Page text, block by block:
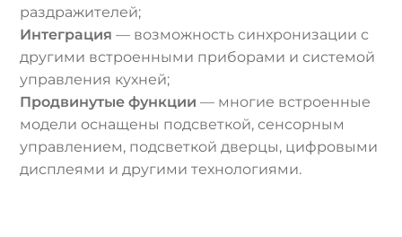
раздражителей;
Интеграция — возможность синхронизации с
другими встроенными приборами и системой
управления кухней;
Продвинутые функции — многие встроенные
модели оснащены подсветкой, сенсорным
управлением, подсветкой дверцы, цифровыми
дисплеями и другими технологиями.